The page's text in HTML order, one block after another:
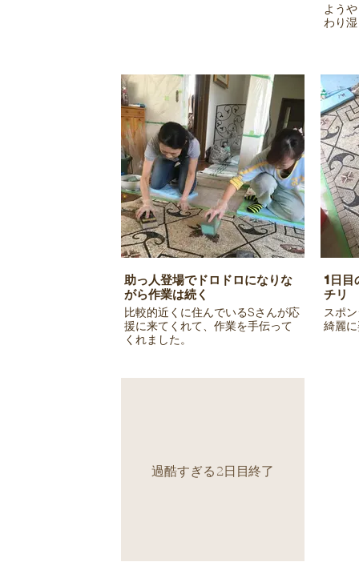
よう
わり
助っ人登場でドロドロになりな
がら作業は続く
比較的近くに住んでいるSさんが応
援に来てくれて、作業を手伝って
くれました。
1日目
チリ
スポ
綺麗
過酷すぎる2日目終了